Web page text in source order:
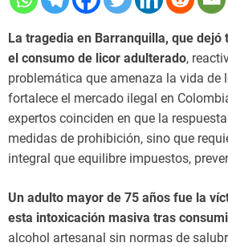
La tragedia en Barranquilla, que dejó
el consumo de licor adulterado,
problemática que amenaza la vida de
fortalece el mercado ilegal en
expertos coinciden en que la
medidas de prohibición, sino que
integral que equilibre impuestos,
Un adulto mayor de 75 años fue la
esta intoxicación masiva tras
alcohol artesanal sin normas de